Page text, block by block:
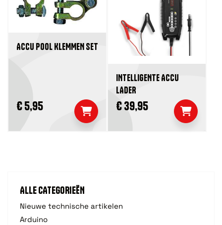
ALLE CATEGORIEËN
Nieuwe technische artikelen
Arduino
ACCU POOL KLEMMEN SET
€ 5,95
INTELLIGENTE ACCU
LADER
€ 39,95